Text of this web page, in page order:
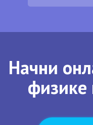
Начни
физике